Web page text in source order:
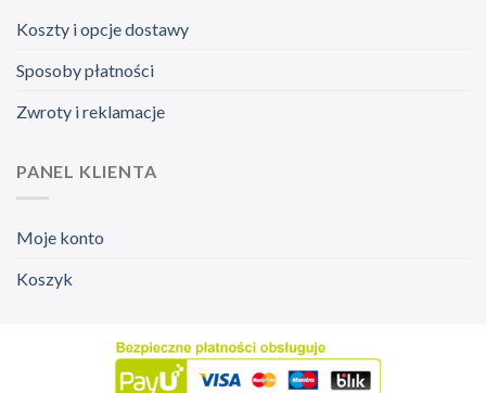
Koszty i opcje dostawy
Sposoby płatności
Zwroty i reklamacje
PANEL KLIENTA
Moje konto
Koszyk